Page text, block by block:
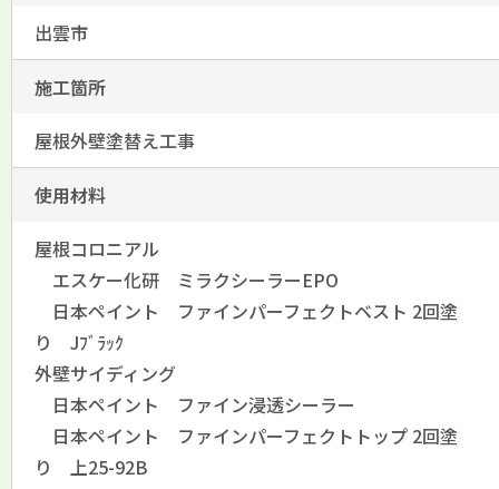
出雲市
施工箇所
屋根外壁塗替え工事
使用材料
屋根コロニアル
エスケー化研 ミラクシーラーEPO
日本ペイント ファインパーフェクトベスト 2回塗
り Jﾌﾞﾗｯｸ
外壁サイディング
日本ペイント ファイン浸透シーラー
日本ペイント ファインパーフェクトトップ 2回塗
り 上25-92B